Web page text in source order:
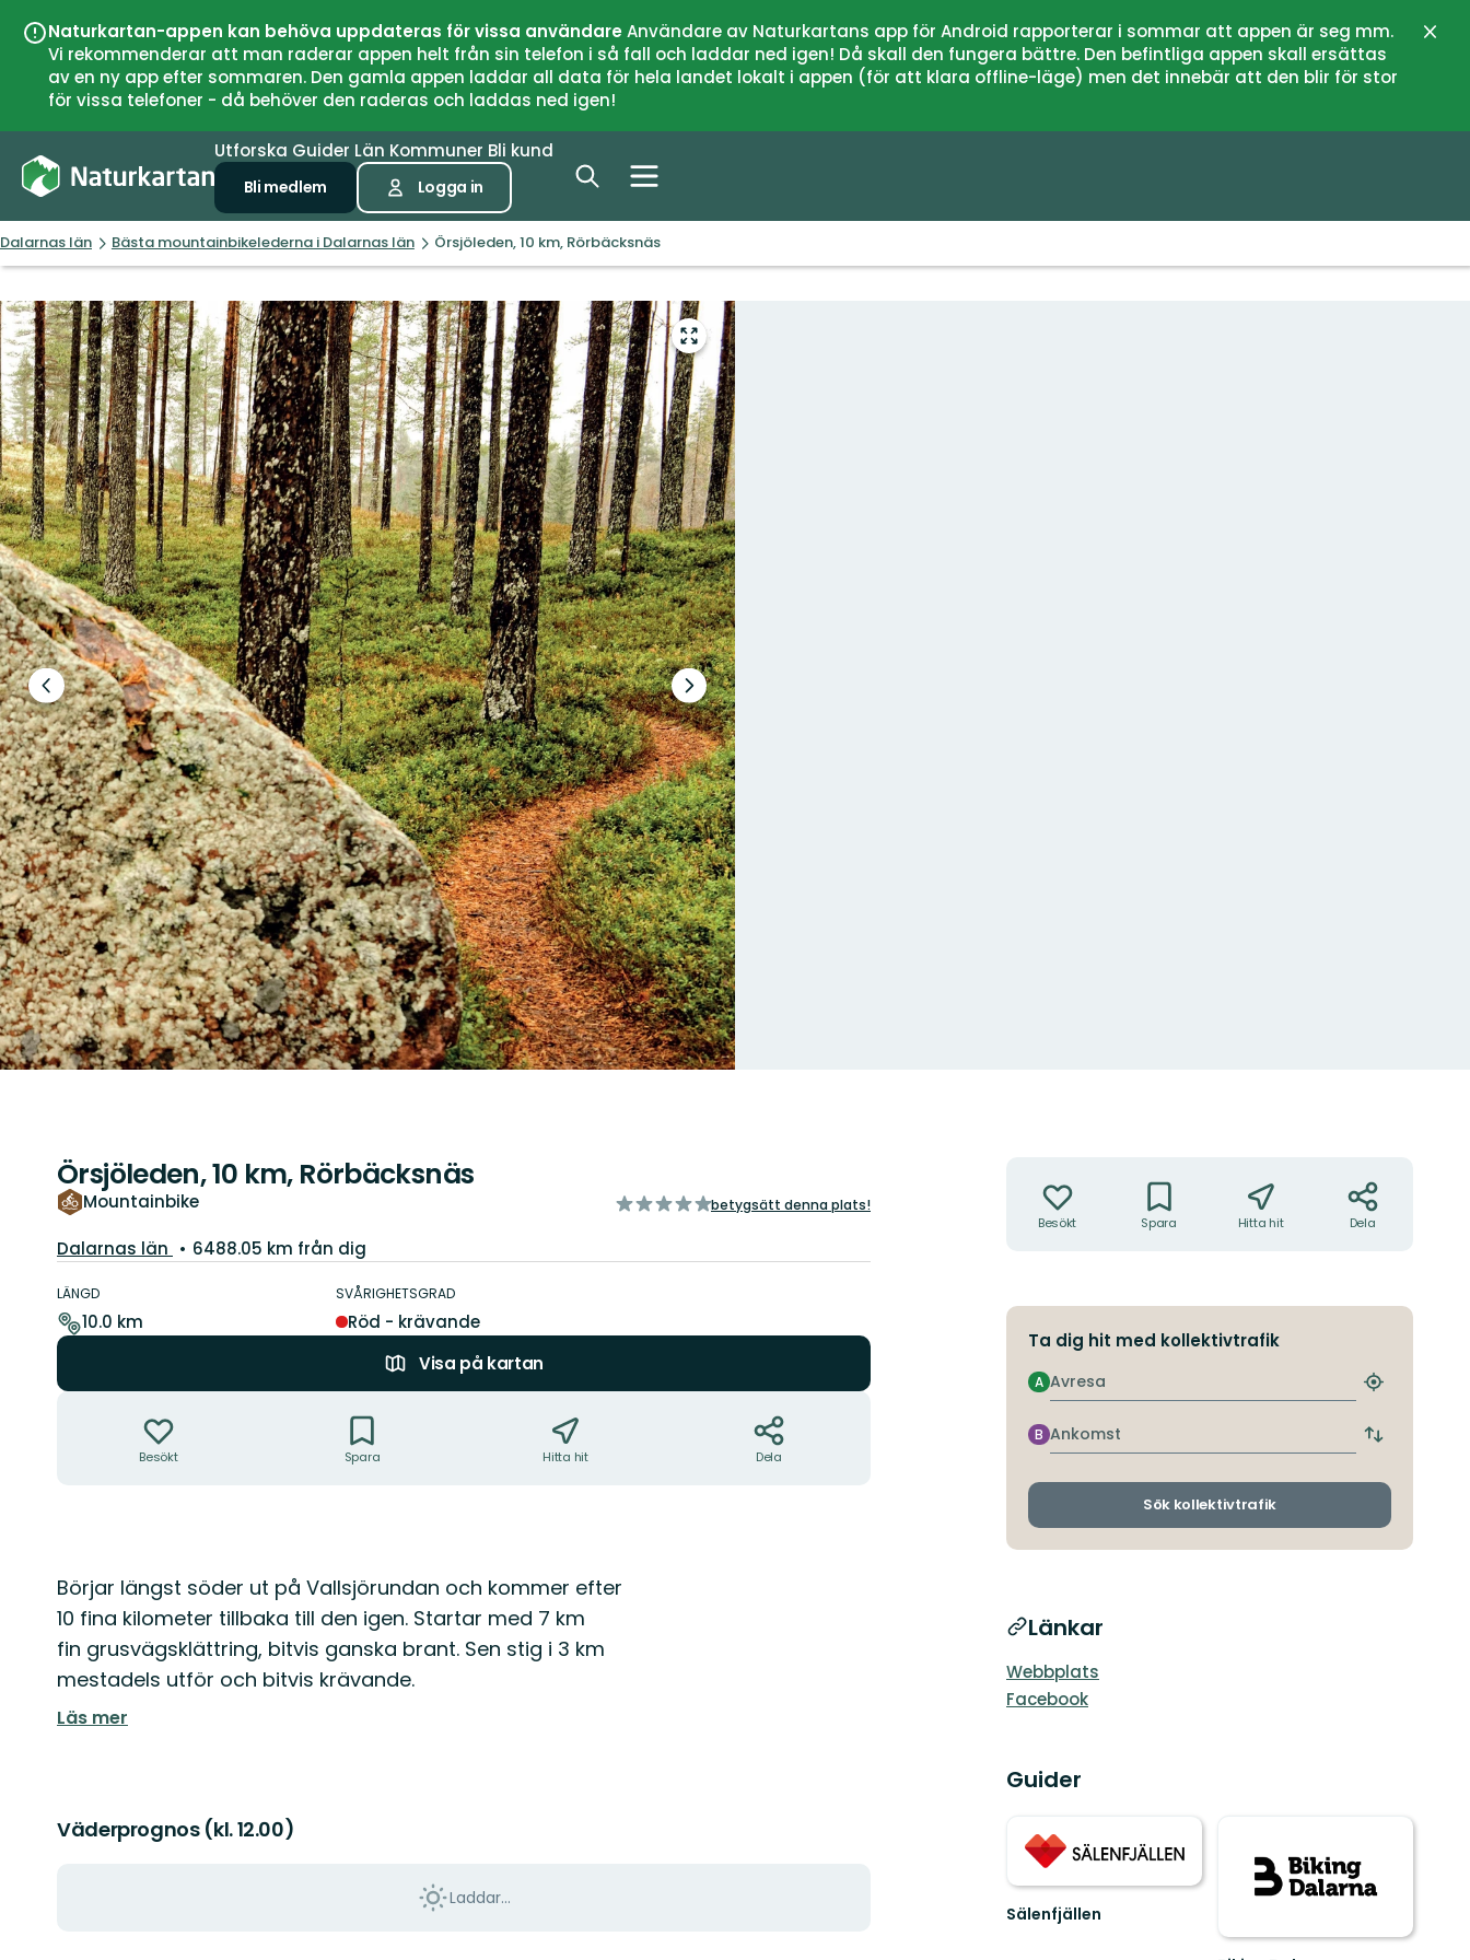
Naturkartan-appen kan behöva uppdateras för vissa användareAnvändare av Naturkartans app för Android rapporterar i sommar att appen är seg mm.
Vi rekommenderar att man raderar appen helt från sin telefon i så fall och laddar ned igen! Då skall den fungera bättre. Den befintliga appen skall ersättas
av en ny app efter sommaren. Den gamla appen laddar all data för hela landet lokalt i appen (för att klara offline-läge) men det innebär att den blir för stor
för vissa telefoner - då behöver den raderas och laddas ned igen!
Utforska Guider Län Kommuner Bli kund
Bli medlem Logga in
Dalarnas län Bästa mountainbikelederna i Dalarnas län Örsjöleden, 10 km, Rörbäcksnäs
Gå
till
helskärmsläge
Föregående
bild
Nästa
bildspel
Örsjöleden, 10 km, Rörbäcksnäs
Mountainbike
av
betygsätt denna plats!
Län:
Dalarnas län 6488.05 km från dig
om
leden
LÄNGD
10.0 km
SVÅRIGHETSGRAD
Röd - krävande
Visa på kartan
Besökt Spara Hitta hit Dela
Beskrivning
Börjar längst söder ut på Vallsjörundan och kommer efter
10 fina kilometer tillbaka till den igen. Startar med 7 km
fin grusvägsklättring, bitvis ganska brant. Sen stig i 3 km
mestadels utför och bitvis krävande.
Läs mer
Väderprognos (kl. 12.00)
Laddar...
Besökt Spara Hitta hit Dela
Ta dig hit med kollektivtrafik
Avresa
A
Hitta
hållplats
Ankomst
B
Byt
och
Sök kollektivtrafik
Länkar
Webbplats
Facebook
Guider
Sälenfjällen